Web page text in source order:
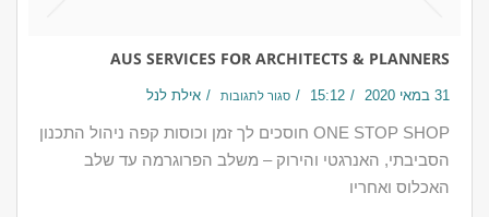
AUS SERVICES FOR ARCHITECTS & PLANNERS
31 במאי 2020 15:12 סגור לתגובות אילת לנל
ONE STOP SHOP חוסכים לך זמן וכוסות קפה ניהול התכנון
הסביבתי, האנרגטי והירוק – משלב הפרוגרמה עד שלב
האכלוס ואחריו​​